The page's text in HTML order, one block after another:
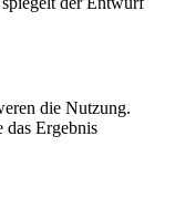
die Nutzung.
das Ergebnis